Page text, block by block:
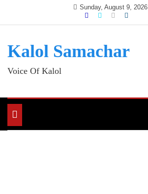
Sunday, August 9, 2026
Kalol Samachar
Voice Of Kalol
Toggle
navigation